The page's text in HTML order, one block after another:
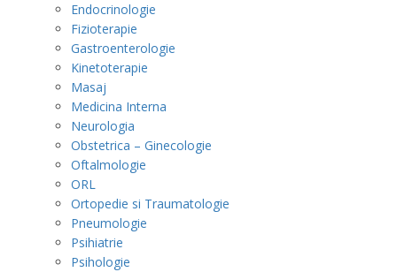
Endocrinologie
Fizioterapie
Gastroenterologie
Kinetoterapie
Masaj
Medicina Interna
Neurologia
Obstetrica – Ginecologie
Oftalmologie
ORL
Ortopedie si Traumatologie
Pneumologie
Psihiatrie
Psihologie